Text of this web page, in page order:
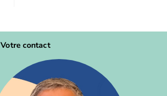
Votre contact